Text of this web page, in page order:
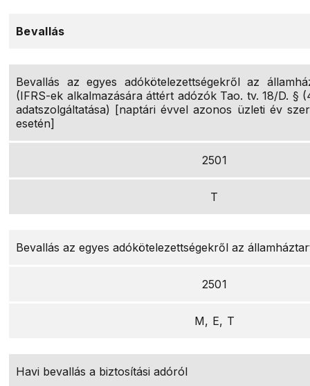
Bevallás
Bevallás az egyes adókötelezettségekről az
(IFRS-ek alkalmazására áttért adózók Tao. tv. 18/D. §
adatszolgáltatása) [naptári évvel azonos üzleti év
esetén]
2501
T
Bevallás az egyes adókötelezettségekről az
2501
M, E, T
Havi bevallás a biztosítási adóról